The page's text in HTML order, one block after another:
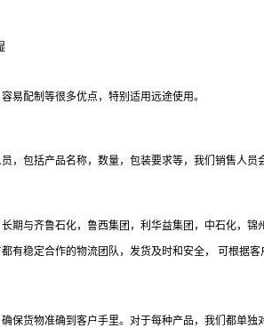
易配制等很多优点，特别适用远途使用。
，包括产品名称，数量，包装要求等，我们销售人
期与齐鲁石化，鲁西集团，利华益集团，中石化
稳定合作的物流团队，发货及时和安全， 可根据客
保货物准确到客户手里。对于每种产品，我们都单